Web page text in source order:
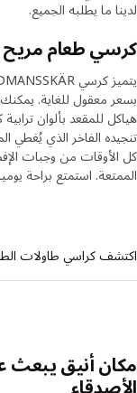
ما يطلبه الجميع.
طعام مريح
معقول للغاية. يمكنك
للمقعد بألوان
الفاخر الذي يُغطي
من وجبات
استمتع براحة يومية
كراسي طاولات الطعام
أنيق يبعث